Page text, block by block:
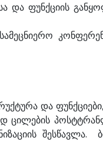
და ფუნქციის
და
ცილების
შესწავლა.